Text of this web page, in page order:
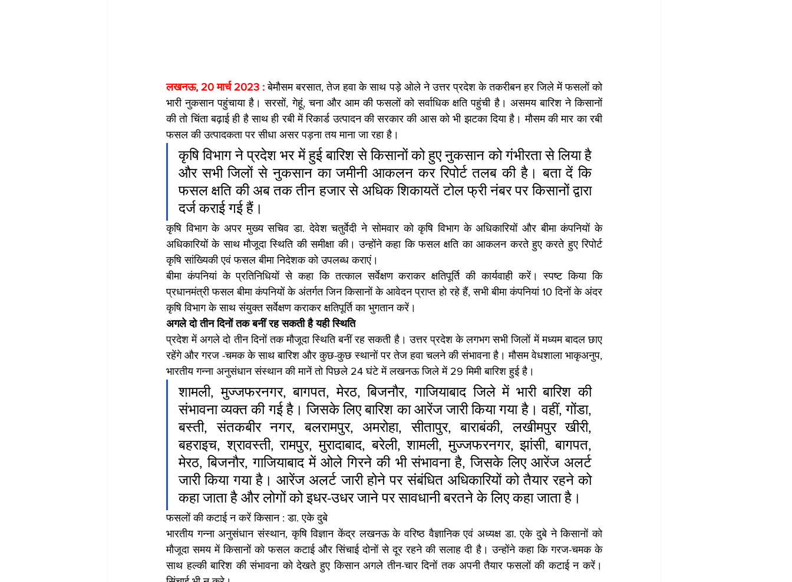
लखनऊ, 20 मार्च 2023 : बेमौसम बरसात, तेज हवा के साथ पड़े ओले ने उत्तर प्रदेश के तकरीबन हर जिले में फसलों को
भारी नुकसान पहुंचाया है। सरसों, गेहूं, चना और आम की फसलों को सर्वाधिक क्षति पहुंची है। असमय बारिश ने किसानों
की तो चिंता बढ़ाई ही है साथ ही रबी में रिकार्ड उत्पादन की सरकार की आस को भी झटका दिया है। मौसम की मार का रबी
फसल की उत्पादकता पर सीधा असर पड़ना तय माना जा रहा है।
कृषि विभाग ने प्रदेश भर में हुई बारिश से किसानों को हुए नुकसान को गंभीरता से लिया है
और सभी जिलों से नुकसान का जमीनी आकलन कर रिपोर्ट तलब की है। बता दें कि
फसल क्षति की अब तक तीन हजार से अधिक शिकायतें टोल फ्री नंबर पर किसानों द्वारा
दर्ज कराई गई हैं।
कृषि विभाग के अपर मुख्य सचिव डा. देवेश चतुर्वेदी ने सोमवार को कृषि विभाग के अधिकारियों और बीमा कंपनियों के
अधिकारियों के साथ मौजूदा स्थिति की समीक्षा की। उन्होंने कहा कि फसल क्षति का आकलन करते हुए करते हुए रिपोर्ट
कृषि सांख्यिकी एवं फसल बीमा निदेशक को उपलब्ध कराएं।
बीमा कंपनियां के प्रतिनिधियों से कहा कि तत्काल सर्वेक्षण कराकर क्षतिपूर्ति की कार्यवाही करें। स्पष्ट किया कि
प्रधानमंत्री फसल बीमा कंपनियों के अंतर्गत जिन किसानों के आवेदन प्राप्त हो रहे हैं, सभी बीमा कंपनियां 10 दिनों के अंदर
कृषि विभाग के साथ संयुक्त सर्वेक्षण कराकर क्षतिपूर्ति का भुगतान करें।
अगले दो तीन दिनों तक बनीं रह सकती है यही स्थिति
प्रदेश में अगले दो तीन दिनों तक मौजूदा स्थिति बनीं रह सकती है। उत्तर प्रदेश के लगभग सभी जिलों में मध्यम बादल छाए
रहेंगे और गरज -चमक के साथ बारिश और कुछ-कुछ स्थानों पर तेज हवा चलने की संभावना है। मौसम वेधशाला भाकृअनुप,
भारतीय गन्ना अनुसंधान संस्थान की मानें तो पिछले 24 घंटे में लखनऊ जिले में 29 मिमी बारिश हुई है।
शामली, मुज्जफरनगर, बागपत, मेरठ, बिजनौर, गाजियाबाद जिले में भारी बारिश की
संभावना व्यक्त की गई है। जिसके लिए बारिश का आरेंज जारी किया गया है। वहीं, गोंडा,
बस्ती, संतकबीर नगर, बलरामपुर, अमरोहा, सीतापुर, बाराबंकी, लखीमपुर खीरी,
बहराइच, श्रावस्ती, रामपुर, मुरादाबाद, बरेली, शामली, मुज्जफरनगर, झांसी, बागपत,
मेरठ, बिजनौर, गाजियाबाद में ओले गिरने की भी संभावना है, जिसके लिए आरेंज अलर्ट
जारी किया गया है। आरेंज अलर्ट जारी होने पर संबंधित अधिकारियों को तैयार रहने को
कहा जाता है और लोगों को इधर-उधर जाने पर सावधानी बरतने के लिए कहा जाता है।
फसलों की कटाई न करें किसान : डा. एके दुबे
भारतीय गन्ना अनुसंधान संस्थान, कृषि विज्ञान केंद्र लखनऊ के वरिष्ठ वैज्ञानिक एवं अध्यक्ष डा. एके दुबे ने किसानों को
मौजूदा समय में किसानों को फसल कटाई और सिंचाई दोनों से दूर रहने की सलाह दी है। उन्होंने कहा कि गरज-चमक के
साथ हल्की बारिश की संभावना को देखते हुए किसान अगले तीन-चार दिनों तक अपनी तैयार फसलों की कटाई न करें।